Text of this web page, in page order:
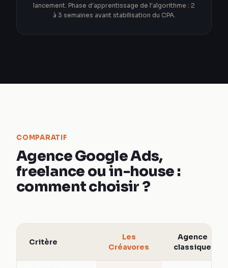
lancement. Phase d'apprentissage de l'algorithme : 2
à 3 semaines avant stabilisation du CPA.
COMPARATIF
Agence Google Ads,
freelance ou in-house :
comment choisir ?
Critère
Les
Créavores
Agence
classique